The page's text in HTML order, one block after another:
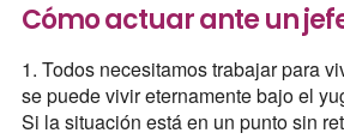
Cómo actuar ante un
1. Todos necesitamos trabajar para
se puede vivir eternamente bajo el
Si la situación está en un punto sin